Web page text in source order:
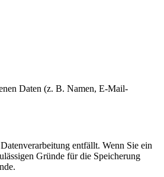
Daten (z. B. Namen, E-Mail-
entfällt. Wenn Sie ein
Gründe für die Speicherung